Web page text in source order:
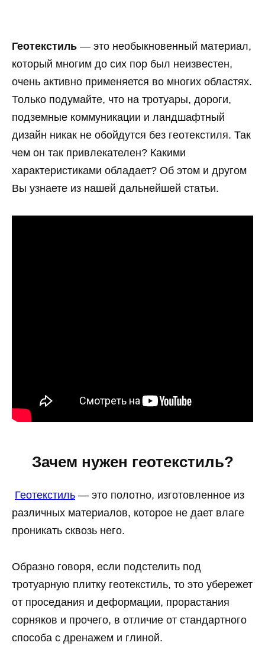
Геотекстиль — это необыкновенный материал,
который многим до сих пор был неизвестен,
очень активно применяется во многих областях.
Только подумайте, что на тротуары, дороги,
подземные коммуникации и ландшафтный
дизайн никак не обойдутся без геотекстиля. Так
чем он так привлекателен? Какими
характеристиками обладает? Об этом и другом
Вы узнаете из нашей дальнейшей статьи.
Зачем нужен геотекстиль?
Геотекстиль — это полотно, изготовленное из
различных материалов, которое не дает влаге
проникать сквозь него.
Образно говоря, если подстелить под
тротуарную плитку геотекстиль, то это убережет
от проседания и деформации, прорастания
сорняков и прочего, в отличие от стандартного
способа с дренажем и глиной.